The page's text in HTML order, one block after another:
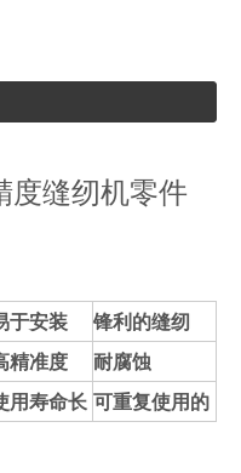
度缝纫机零件
于安装
锋利的缝纫
精准度
耐腐蚀
用寿命长 可重复使用的